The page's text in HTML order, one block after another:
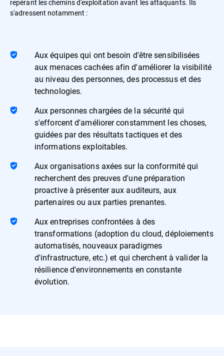
repérant les chemins d'exploitation avant les attaquants. Ils
s'adressent notamment :
Aux équipes qui ont besoin d'être sensibilisées
aux menaces cachées afin d'améliorer la visibilité
au niveau des personnes, des processus et des
technologies.
Aux personnes chargées de la sécurité qui
s'efforcent d'améliorer constamment les choses,
guidées par des résultats tactiques et des
informations exploitables.
Aux organisations axées sur la conformité qui
recherchent des preuves d'une préparation
proactive à présenter aux auditeurs, aux
partenaires ou aux parties prenantes.
Aux entreprises confrontées à des
transformations (adoption du cloud, déploiements
automatisés, nouveaux paradigmes
d'infrastructure, etc.) et qui cherchent à valider la
résilience d'environnements en constante
évolution.